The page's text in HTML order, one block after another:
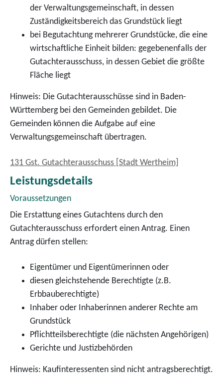
der Verwaltungsgemeinschaft, in dessen
Zuständigkeitsbereich das Grundstück liegt
bei Begutachtung mehrerer Grundstücke, die eine
wirtschaftliche Einheit bilden: gegebenenfalls der
Gutachterausschuss, in dessen Gebiet die größte
Fläche liegt
Hinweis: Die Gutachterausschüsse sind in Baden-
Württemberg bei den Gemeinden gebildet. Die
Gemeinden können die Aufgabe auf eine
Verwaltungsgemeinschaft übertragen.
131 Gst. Gutachterausschuss [Stadt Wertheim]
Leistungsdetails
Voraussetzungen
Die Erstattung eines Gutachtens durch den
Gutachterausschuss erfordert einen Antrag. Einen
Antrag dürfen stellen:
Eigentümer und Eigentümerinnen oder
diesen gleichstehende Berechtigte (z.B.
Erbbauberechtigte)
Inhaber oder Inhaberinnen anderer Rechte am
Grundstück
Pflichtteilsberechtigte (die nächsten Angehörigen)
Gerichte und Justizbehörden
Hinweis: Kaufinteressenten sind nicht antragsberechtigt.